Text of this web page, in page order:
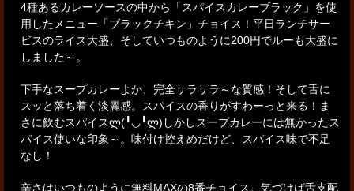
4種あるカレーソースの中から「スパイスカレーブラック」を使
用したメニュー 「ブラックチキン」チョイス！ 平日ランチサー
ビスのライス大盛、そしていつものように200円でルーも大盛に
しました～。
下手なスープカレーよか、完全サラサラ～な質感！そして舌に
スッと落ち着く淡麗感。
スパイスの香りがすわーっと来る！ま
さに飲むスパイスლ(╹◡╹ლ) しかしスープカレーには無かったス
パイス使いな印象～。 味付け控えめだけど、スパイス味で不足
なし！
辛さはいつものように無料MAXの8番チョイス。 気づけば舌支配